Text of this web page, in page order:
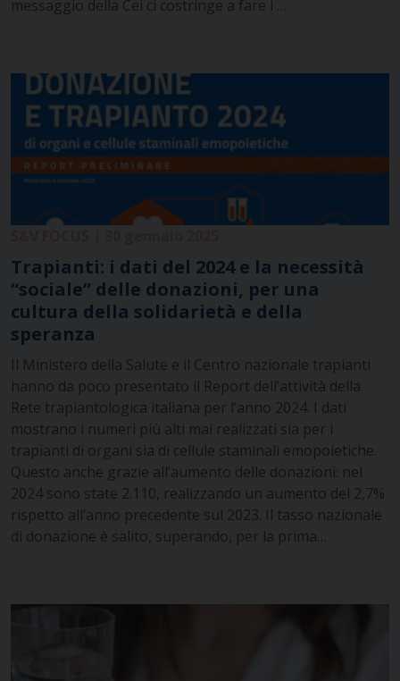
messaggio della Cei ci costringe a fare i …
Trapianti: i dati del 2024 e la necessità
“sociale” delle donazioni, per una
cultura della solidarietà e della
speranza
Il Ministero della Salute e il Centro nazionale trapianti
hanno da poco presentato il Report dell’attività della
Rete trapiantologica italiana per l’anno 2024. I dati
mostrano i numeri più alti mai realizzati sia per i
trapianti di organi sia di cellule staminali emopoietiche.
Questo anche grazie all’aumento delle donazioni: nel
2024 sono state 2.110, realizzando un aumento del 2,7%
rispetto all’anno precedente sul 2023. Il tasso nazionale
di donazione è salito, superando, per la prima…